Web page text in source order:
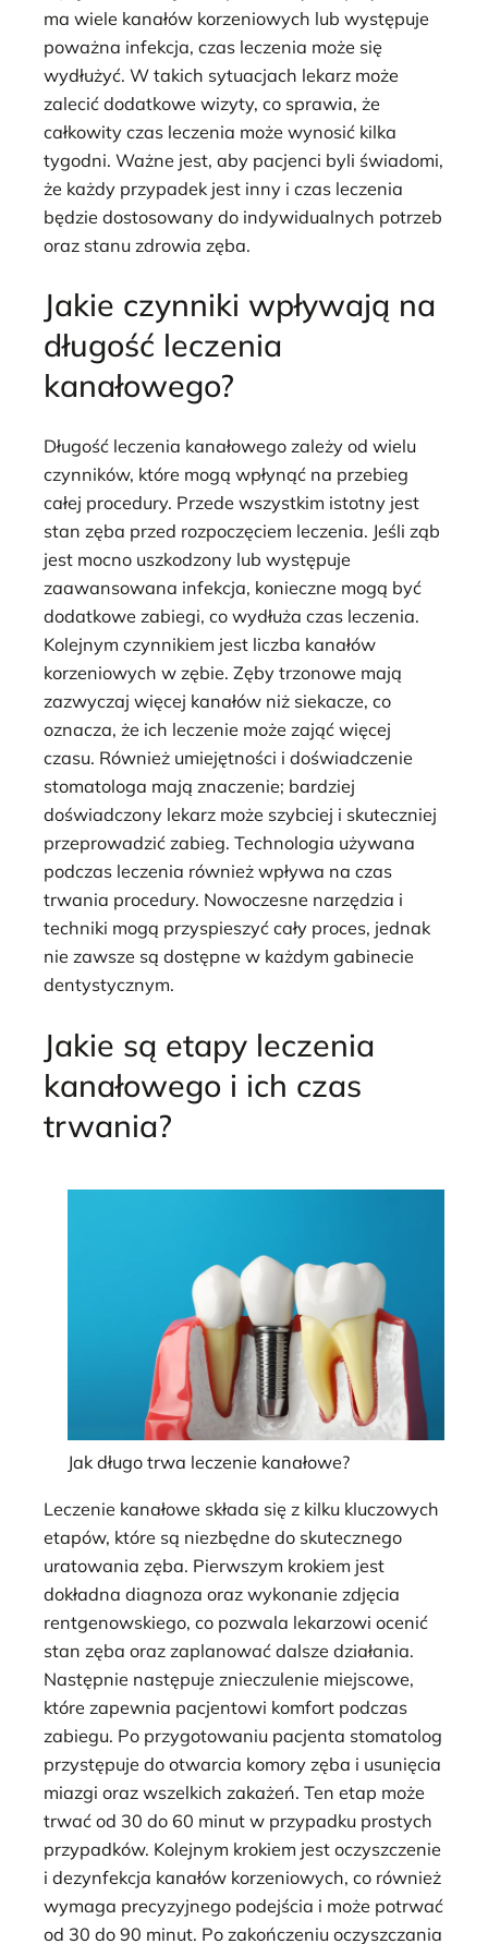
ma wiele kanałów korzeniowych lub występuje
poważna infekcja, czas leczenia może się
wydłużyć. W takich sytuacjach lekarz może
zalecić dodatkowe wizyty, co sprawia, że
całkowity czas leczenia może wynosić kilka
tygodni. Ważne jest, aby pacjenci byli świadomi,
że każdy przypadek jest inny i czas leczenia
będzie dostosowany do indywidualnych potrzeb
oraz stanu zdrowia zęba.
Jakie czynniki wpływają na
długość leczenia
kanałowego?
Długość leczenia kanałowego zależy od wielu
czynników, które mogą wpłynąć na przebieg
całej procedury. Przede wszystkim istotny jest
stan zęba przed rozpoczęciem leczenia. Jeśli ząb
jest mocno uszkodzony lub występuje
zaawansowana infekcja, konieczne mogą być
dodatkowe zabiegi, co wydłuża czas leczenia.
Kolejnym czynnikiem jest liczba kanałów
korzeniowych w zębie. Zęby trzonowe mają
zazwyczaj więcej kanałów niż siekacze, co
oznacza, że ich leczenie może zająć więcej
czasu. Również umiejętności i doświadczenie
stomatologa mają znaczenie; bardziej
doświadczony lekarz może szybciej i skuteczniej
przeprowadzić zabieg. Technologia używana
podczas leczenia również wpływa na czas
trwania procedury. Nowoczesne narzędzia i
techniki mogą przyspieszyć cały proces, jednak
nie zawsze są dostępne w każdym gabinecie
dentystycznym.
Jakie są etapy leczenia
kanałowego i ich czas
trwania?
Jak długo trwa leczenie kanałowe?
Leczenie kanałowe składa się z kilku kluczowych
etapów, które są niezbędne do skutecznego
uratowania zęba. Pierwszym krokiem jest
dokładna diagnoza oraz wykonanie zdjęcia
rentgenowskiego, co pozwala lekarzowi ocenić
stan zęba oraz zaplanować dalsze działania.
Następnie następuje znieczulenie miejscowe,
które zapewnia pacjentowi komfort podczas
zabiegu. Po przygotowaniu pacjenta stomatolog
przystępuje do otwarcia komory zęba i usunięcia
miazgi oraz wszelkich zakażeń. Ten etap może
trwać od 30 do 60 minut w przypadku prostych
przypadków. Kolejnym krokiem jest oczyszczenie
i dezynfekcja kanałów korzeniowych, co również
wymaga precyzyjnego podejścia i może potrwać
od 30 do 90 minut. Po zakończeniu oczyszczania